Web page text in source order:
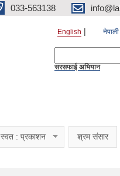
033-563138
English नेपाली
सरसफाई अभियान
स्वत : प्रकाशन श्रम संसार